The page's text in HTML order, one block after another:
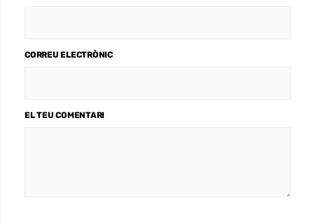
CORREU ELECTRÒNIC
EL TEU COMENTARI